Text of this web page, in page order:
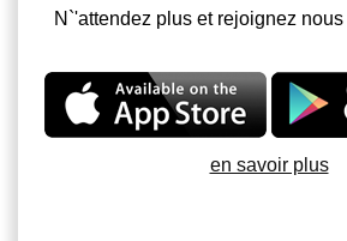
N`'attendez plus et rejoignez
en savoir plus